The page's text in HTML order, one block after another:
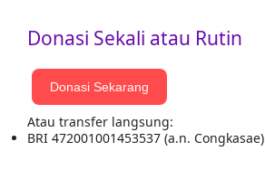
Donasi Sekali atau Rutin
Donasi Sekarang
Atau transfer langsung:
BRI 472001001453537 (a.n. Congkasae)